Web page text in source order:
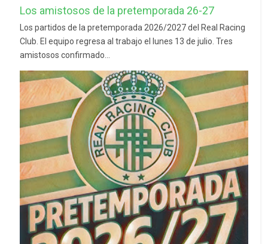
Los amistosos de la pretemporada 26-27
Los partidos de la pretemporada 2026/2027 del Real Racing
Club. El equipo regresa al trabajo el lunes 13 de julio. Tres
amistosos confirmado...